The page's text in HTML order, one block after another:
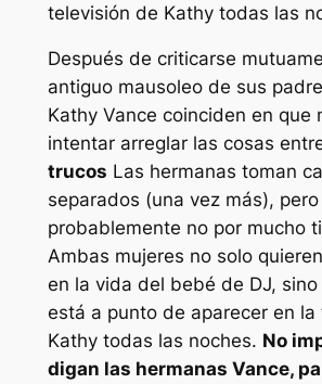
televisión de Kathy todas las
Después de criticarse
antiguo mausoleo de sus
Kathy Vance coinciden en que
intentar arreglar las cosas
trucos Las hermanas toman
separados (una vez más), pero
probablemente no por mucho
Ambas mujeres no solo
en la vida del bebé de DJ,
está a punto de aparecer en la
Kathy todas las noches. No
digan las hermanas Vance,